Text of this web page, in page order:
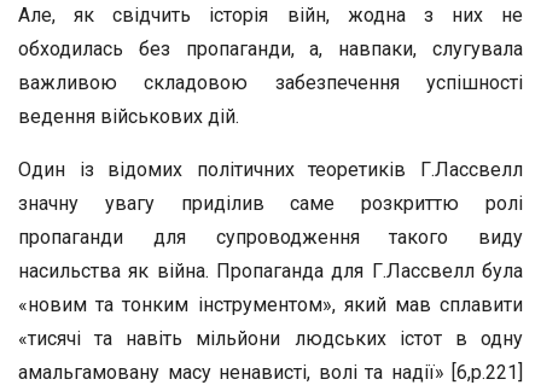
Але, як свідчить історія війн, жодна з них не
обходилась без пропаганди, а, навпаки, слугувала
важливою складовою забезпечення успішності
ведення військових дій.
Один із відомих політичних теоретиків Г.Лассвелл
значну увагу приділив саме розкриттю ролі
пропаганди для супроводження такого виду
насильства як війна. Пропаганда для Г.Лассвелл була
«новим та тонким інструментом», який мав сплавити
«тисячі та навіть мільйони людських істот в одну
амальгамовану масу ненависті, волі та надії» [6,р.221]